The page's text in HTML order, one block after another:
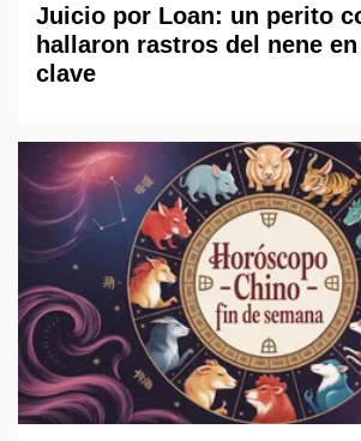
Juicio por Loan: un perito
hallaron rastros del nene
clave